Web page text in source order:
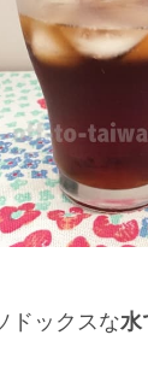
ドックスな水